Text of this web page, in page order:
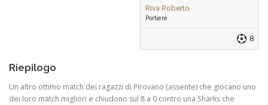
Riva Roberto
Portiere
8
Riepilogo
Un altro ottimo match dei ragazzi di Pirovano (assente) che giocano uno
dei loro match migliori e chiudono sul 8 a 0 contro una Sharks che